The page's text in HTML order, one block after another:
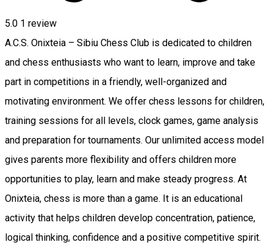
5.0 1 review
A.C.S. Onixteia – Sibiu Chess Club is dedicated to children
and chess enthusiasts who want to learn, improve and take
part in competitions in a friendly, well-organized and
motivating environment. We offer chess lessons for children,
training sessions for all levels, clock games, game analysis
and preparation for tournaments. Our unlimited access model
gives parents more flexibility and offers children more
opportunities to play, learn and make steady progress. At
Onixteia, chess is more than a game. It is an educational
activity that helps children develop concentration, patience,
logical thinking, confidence and a positive competitive spirit.